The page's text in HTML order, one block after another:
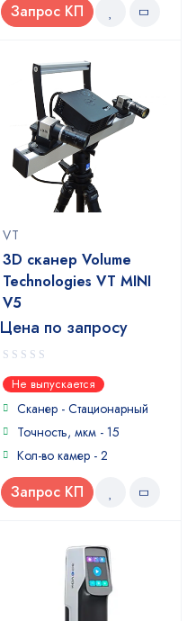
Запрос КП
VT
3D сканер Volume
Technologies VT MINI
V5
Цена по запросу
0
out
of
Не выпускается
Сканер - Стационарный
Точность, мкм - 15
Кол-во камер - 2
Запрос КП